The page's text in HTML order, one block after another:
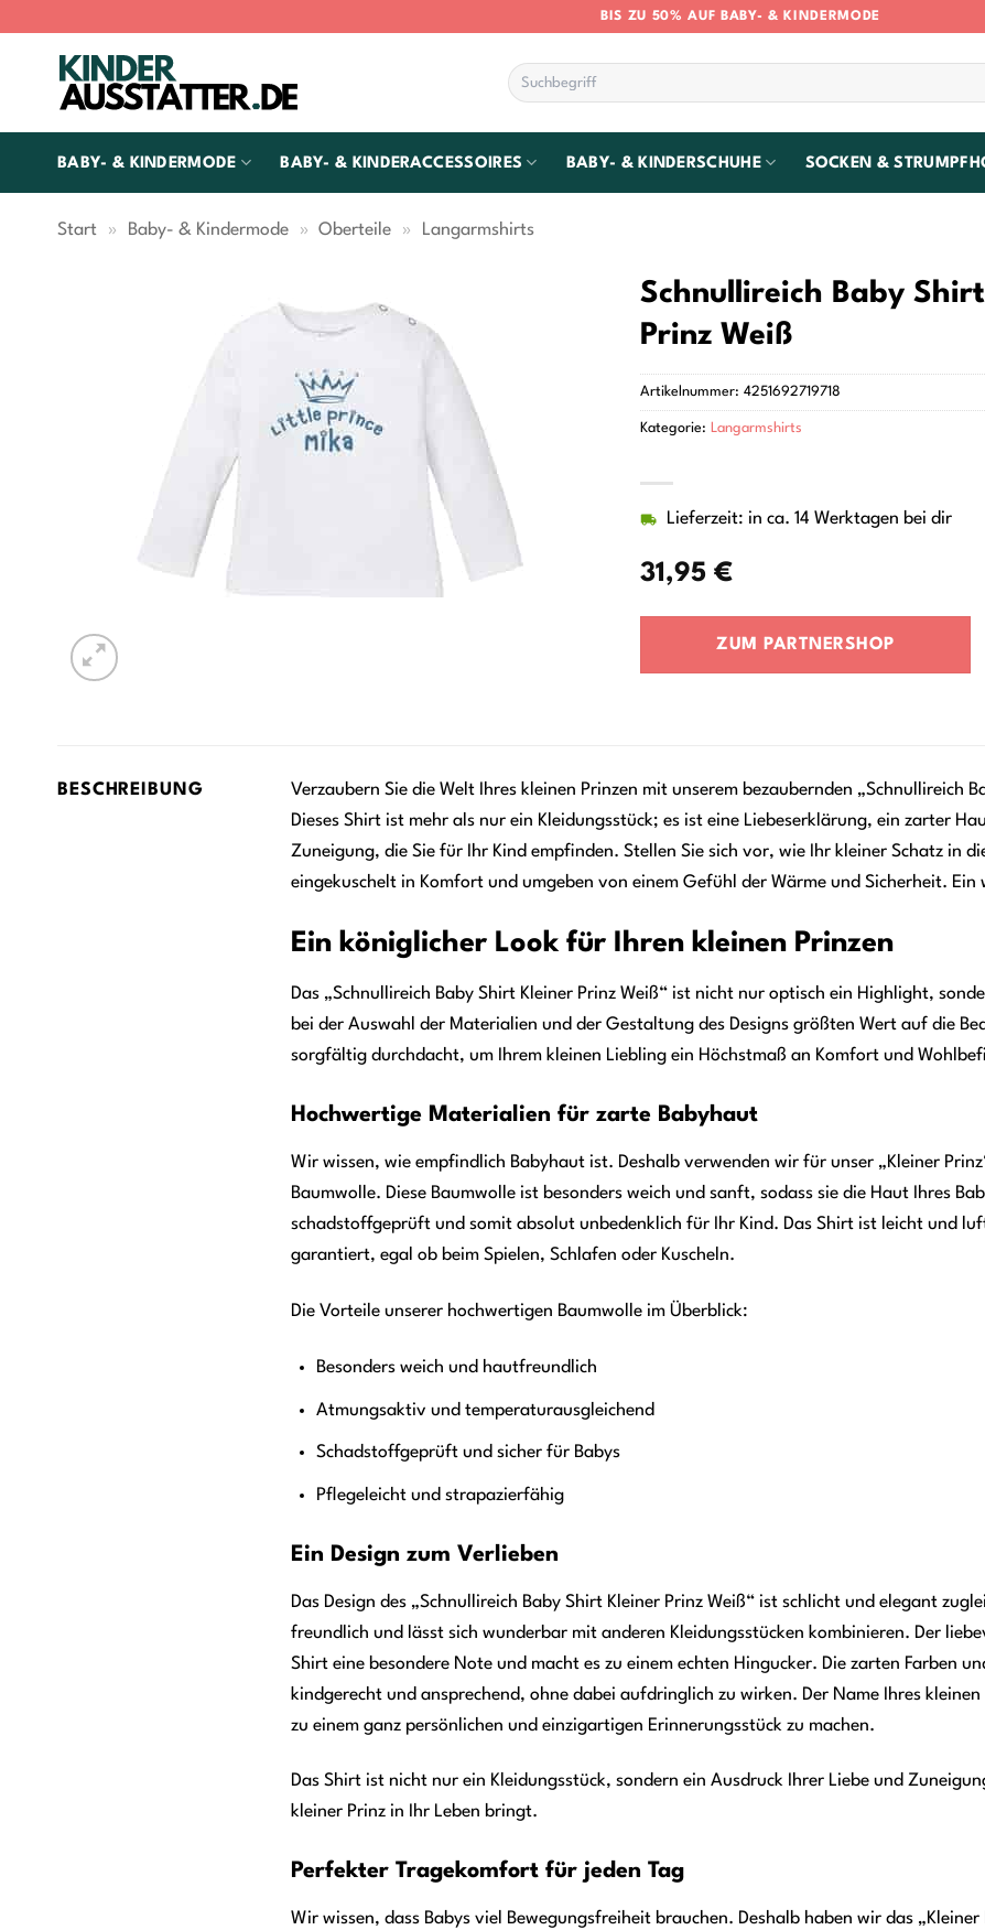
springen
BIS ZU 50% AUF BABY- & KINDERMODE
Suchen
nach:
BABY- & KINDERMODE BABY- & KINDERACCESSOIRES BABY- & KINDERSCHUHE SOCKEN &
Start » Baby- & Kindermode » Oberteile » Langarmshirts
Schnullireich Baby
Prinz Weiß
31,95€
Lieferzeit: in ca. 14 Werktagen bei dir
ZUM PARTNERSHOP
Artikelnummer:4251692719718
Kategorie: Langarmshirts
BESCHREIBUNG
Verzaubern Sie die Welt Ihres kleinen Prinzen mit unserem bezaubernden „Schnullireich
Dieses Shirt ist mehr als nur ein Kleidungsstück; es ist eine Liebeserklärung, ein zarter
Zuneigung, die Sie für Ihr Kind empfinden. Stellen Sie sich vor, wie Ihr kleiner Schatz in
eingekuschelt in Komfort und umgeben von einem Gefühl der Wärme und Sicherheit.
Ein königlicher Look für Ihren kleinen Prinzen
Das „Schnullireich Baby Shirt Kleiner Prinz Weiß“ ist nicht nur optisch ein Highlight,
bei der Auswahl der Materialien und der Gestaltung des Designs größten Wert auf die
sorgfältig durchdacht, um Ihrem kleinen Liebling ein Höchstmaß an Komfort und
Hochwertige Materialien für zarte Babyhaut
Wir wissen, wie empfindlich Babyhaut ist. Deshalb verwenden wir für unser „Kleiner
Baumwolle. Diese Baumwolle ist besonders weich und sanft, sodass sie die Haut Ihres
schadstoffgeprüft und somit absolut unbedenklich für Ihr Kind. Das Shirt ist leicht und
garantiert, egal ob beim Spielen, Schlafen oder Kuscheln.
Die Vorteile unserer hochwertigen Baumwolle im Überblick:
Besonders weich und hautfreundlich
Atmungsaktiv und temperaturausgleichend
Schadstoffgeprüft und sicher für Babys
Pflegeleicht und strapazierfähig
Ein Design zum Verlieben
Das Design des „Schnullireich Baby Shirt Kleiner Prinz Weiß“ ist schlicht und elegant
freundlich und lässt sich wunderbar mit anderen Kleidungsstücken kombinieren. Der
Shirt eine besondere Note und macht es zu einem echten Hingucker. Die zarten Farben
kindgerecht und ansprechend, ohne dabei aufdringlich zu wirken. Der Name Ihres
zu einem ganz persönlichen und einzigartigen Erinnerungsstück zu machen.
Das Shirt ist nicht nur ein Kleidungsstück, sondern ein Ausdruck Ihrer Liebe und
kleiner Prinz in Ihr Leben bringt.
Perfekter Tragekomfort für jeden Tag
Wir wissen, dass Babys viel Bewegungsfreiheit brauchen. Deshalb haben wir das